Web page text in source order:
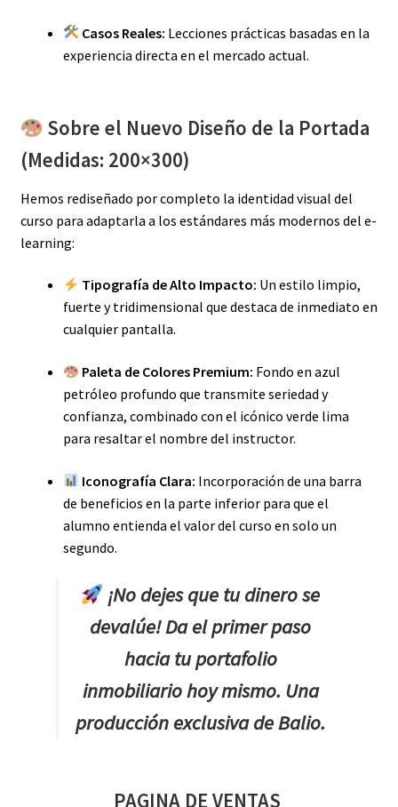
Casos Reales: Lecciones prácticas basadas en la
experiencia directa en el mercado actual.
Sobre el Nuevo Diseño de la Portada
(Medidas: 200×300)
Hemos rediseñado por completo la identidad visual del
curso para adaptarla a los estándares más modernos del e-
learning:
Tipografía de Alto Impacto: Un estilo limpio,
fuerte y tridimensional que destaca de inmediato en
cualquier pantalla.
Paleta de Colores Premium: Fondo en azul
petróleo profundo que transmite seriedad y
confianza, combinado con el icónico verde lima
para resaltar el nombre del instructor.
Iconografía Clara: Incorporación de una barra
de beneficios en la parte inferior para que el
alumno entienda el valor del curso en solo un
segundo.
¡No dejes que tu dinero se
devalúe! Da el primer paso
hacia tu portafolio
inmobiliario hoy mismo. Una
producción exclusiva de Balio.
PAGINA DE VENTAS